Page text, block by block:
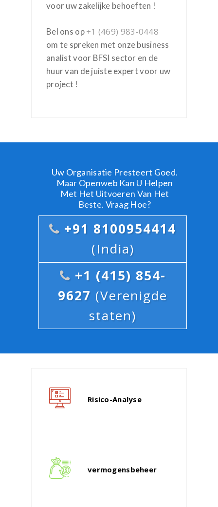
voor uw zakelijke behoeften !
Bel ons op+1 (469) 983-0448
om te spreken met onze business
analist voor BFSI sector en de
huur van de juiste expert voor uw
project !
Uw Organisatie Presteert Goed.
Maar Openweb Kan U Helpen
Met Het Uitvoeren Van Het
Beste. Vraag Hoe?
+91 8100954414
(India)
+1 (415) 854-
9627 (Verenigde
staten)
Risico-Analyse
vermogensbeheer